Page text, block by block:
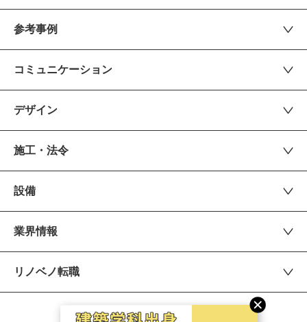
参考事例
コミュニケーション
デザイン
施工・法令
設備
業界情報
リノベノ転職